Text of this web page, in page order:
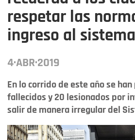
respetar las
ingreso al sistema
4·ABR·2019
En lo corrido de este año se
fallecidos y 20 lesionados por
salir de manera irregular del